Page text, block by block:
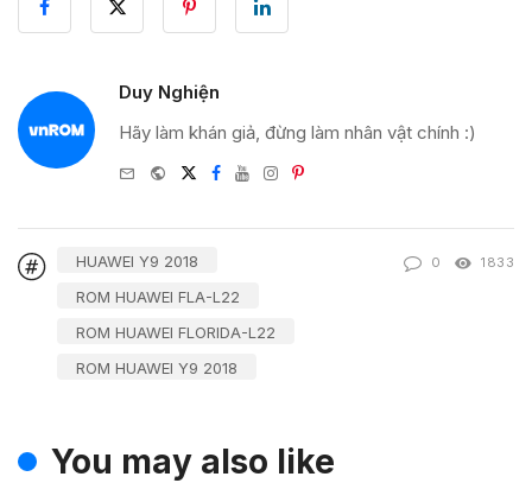
Duy Nghiện
Hãy làm khán giả, đừng làm nhân vật chính :)
e-
WebsiteTwitter
Facebook
YoutubeInstagram
Pinterest
HUAWEI Y9 2018
ROM HUAWEI FLA-L22
ROM HUAWEI FLORIDA-L22
ROM HUAWEI Y9 2018
0 1833
You may also like